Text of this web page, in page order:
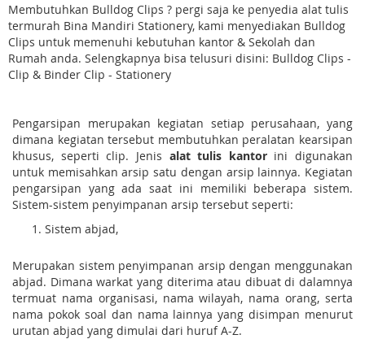
Membutuhkan Bulldog Clips ? pergi saja ke penyedia alat tulis
termurah Bina Mandiri Stationery, kami menyediakan Bulldog
Clips untuk memenuhi kebutuhan kantor & Sekolah dan
Rumah anda. Selengkapnya bisa telusuri disini: Bulldog Clips -
Clip & Binder Clip - Stationery
Pengarsipan merupakan kegiatan setiap perusahaan, yang
dimana kegiatan tersebut membutuhkan peralatan kearsipan
khusus, seperti clip. Jenis alat tulis kantorini digunakan
untuk memisahkan arsip satu dengan arsip lainnya. Kegiatan
pengarsipan yang ada saat ini memiliki beberapa sistem.
Sistem-sistem penyimpanan arsip tersebut seperti:
Sistem abjad,
Merupakan sistem penyimpanan arsip dengan menggunakan
abjad. Dimana warkat yang diterima atau dibuat di dalamnya
termuat nama organisasi, nama wilayah, nama orang, serta
nama pokok soal dan nama lainnya yang disimpan menurut
urutan abjad yang dimulai dari huruf A-Z.